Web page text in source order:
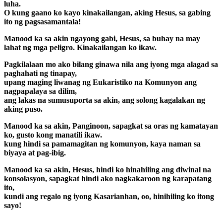
luha.
O kung gaano ko kayo kinakailangan, aking Hesus, sa gabing
ito ng pagsasamantala!
Manood ka sa akin ngayong gabi, Hesus, sa buhay na may
lahat ng mga peligro. Kinakailangan ko ikaw.
Pagkilalaan mo ako bilang ginawa nila ang iyong mga alagad sa
paghahati ng tinapay,
upang maging liwanag ng Eukaristiko na Komunyon ang
nagpapalaya sa dilim,
ang lakas na sumusuporta sa akin, ang solong kagalakan ng
aking puso.
Manood ka sa akin, Panginoon, sapagkat sa oras ng kamatayan
ko, gusto kong manatili ikaw.
kung hindi sa pamamagitan ng komunyon, kaya naman sa
biyaya at pag-ibig.
Manood ka sa akin, Hesus, hindi ko hinahiling ang diwinal na
konsolasyon, sapagkat hindi ako nagkakaroon ng karapatang
ito,
kundi ang regalo ng iyong Kasarianhan, oo, hinihiling ko itong
sayo!